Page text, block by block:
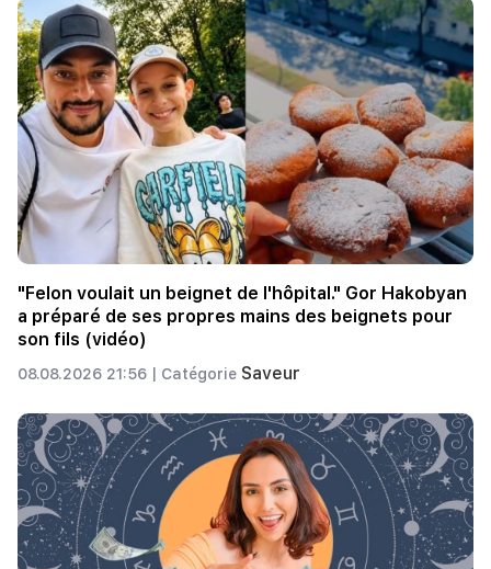
"Felon voulait un beignet de l'hôpital." Gor Hakobyan
a préparé de ses propres mains des beignets pour
son fils (vidéo)
08.08.2026 21:56 | Catégorie Saveur